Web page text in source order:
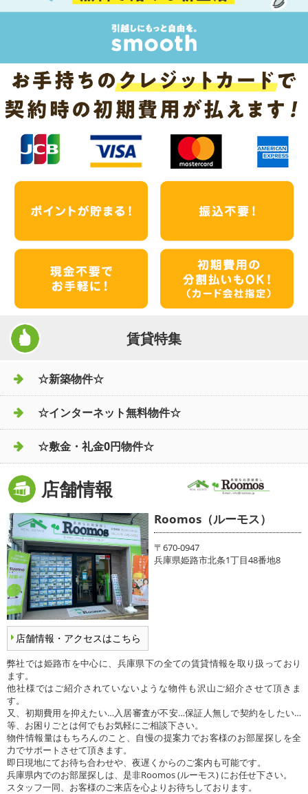
賃貸特集
☆新築物件☆
☆インターネット無料物件☆
☆敷金・礼金0円物件☆
店舗情報
店舗情報・アクセスはこちら
Roomos（ルーモス）
〒670-0947
兵庫県姫路市北条1丁目48番地8
弊社では姫路市を中心に、兵庫県下の全ての賃貸情報を取り扱っており
ます。
他社様ではご紹介されていないような物件も沢山ご紹介させて頂きま
す。
又、初期費用を抑えたい…入居審査が不安…保証人無しで契約をしたい…
等、お困りごとは何でもお気軽にご相談下さい。
物件情報量はもちろんのこと、自慢の提案力でお客様のお部屋探しを全
力でサポートさせて頂きます。
即日現地にてお待ち合わせや、夜遅くからのご案内も可能です。
兵庫県内でのお部屋探しは、是非Roomos (ルーモス) にお任せ下さい。
スタッフ一同、お客様のご来店を心よりお待ちしております。